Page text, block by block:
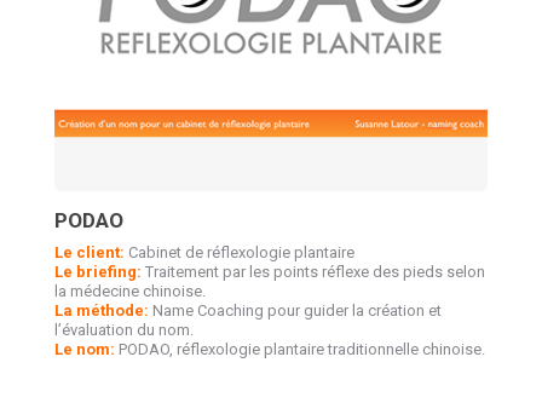
PODAO
Le client: Cabinet de réflexologie plantaire
Le briefing: Traitement par les points réflexe des pieds selon
la médecine chinoise.
La méthode: Name Coaching pour guider la création et
l’évaluation du nom.
Le nom: PODAO, réflexologie plantaire traditionnelle chinoise.